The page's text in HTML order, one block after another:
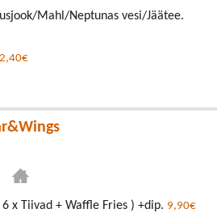
Mahl/Neptunas vesi/Jäätee.
x Tiivad + Waffle Fries ) +dip. 9,90€